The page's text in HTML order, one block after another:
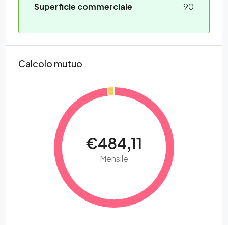
Superficie commerciale
90
Calcolo mutuo
€484,11
Mensile